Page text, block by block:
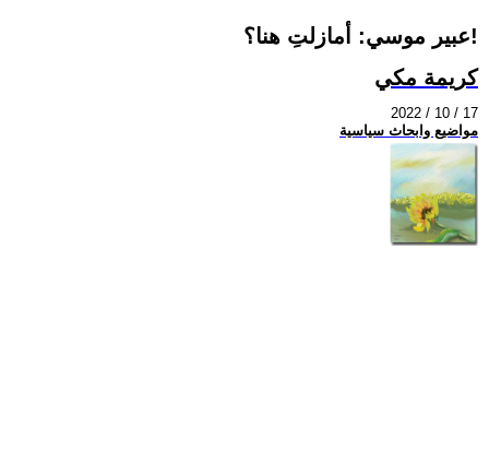
عبير موسي: أمازلتِ هنا؟!
كريمة مكي
2022 / 10 / 17
مواضيع وابحاث سياسية